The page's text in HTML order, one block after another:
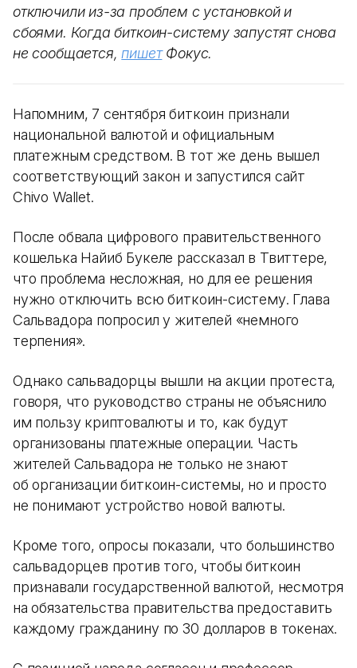
отключили из-за проблем с установкой и
сбоями. Когда биткоин-систему запустят снова
не сообщается,пишетФокус.
Напомним, 7 сентября биткоин признали
национальной валютой и официальным
платежным средством. В тот же день вышел
соответствующий закон и запустился сайт
Chivo Wallet.
После обвала цифрового правительственного
кошелька Найиб Букеле рассказал в Твиттере,
что проблема несложная, но для ее решения
нужно отключить всю биткоин-систему. Глава
Сальвадора попросил у жителей «немного
терпения».
Однако сальвадорцы вышли на акции протеста,
говоря, что руководство страны не объяснило
им пользу криптовалюты и то, как будут
организованы платежные операции. Часть
жителей Сальвадора не только не знают
об организации биткоин-системы, но и просто
не понимают устройство новой валюты.
Кроме того, опросы показали, что большинство
сальвадорцев против того, чтобы биткоин
признавали государственной валютой, несмотря
на обязательства правительства предоставить
каждому гражданину по 30 долларов в токенах.